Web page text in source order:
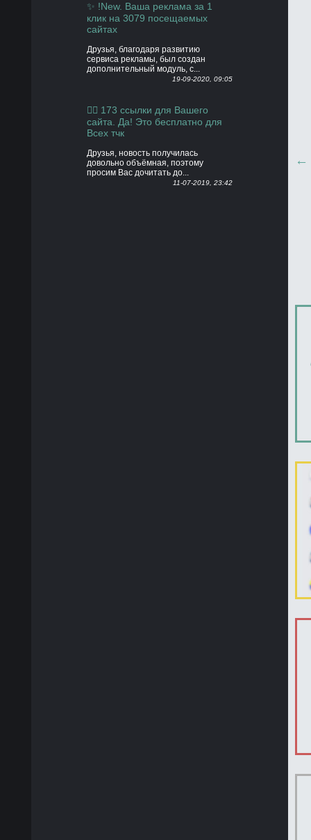
✨ !New. Ваша реклама за 1
клик на 3079 посещаемых
сайтах
Друзья, благодаря развитию
сервиса рекламы, был создан
дополнительный модуль, с...
19-09-2020, 09:05
👍🏻 173 ссылки для Вашего
сайта. Да! Это бесплатно для
Всех тчк
Друзья, новость получилась
довольно объёмная, поэтому
просим Вас дочитать до...
11-07-2019, 23:42
←